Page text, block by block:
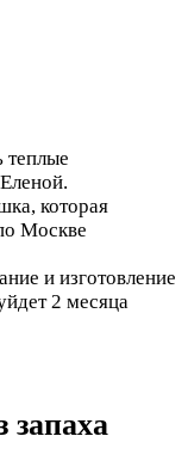
теплые
которая
Москве
и изготовление
2 месяца
запаха